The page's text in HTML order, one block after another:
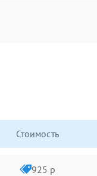
Стоимость
925 р